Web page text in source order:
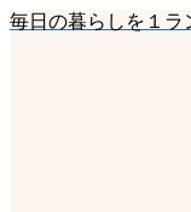
毎日の暮らしを１ラ